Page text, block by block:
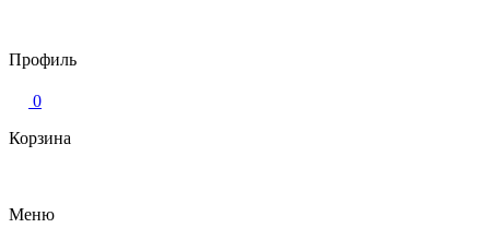
Профиль
0
Корзина
Меню